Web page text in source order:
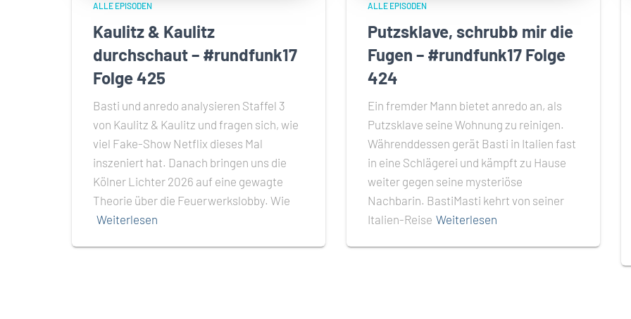
ALLE EPISODEN
Kaulitz & Kaulitz
durchschaut – #rundfunk17
Folge 425
Basti und anredo analysieren Staffel 3
von Kaulitz & Kaulitz und fragen sich, wie
viel Fake-Show Netflix dieses Mal
inszeniert hat. Danach bringen uns die
Kölner Lichter 2026 auf eine gewagte
Theorie über die Feuerwerkslobby. Wie
Weiterlesen
ALLE EPISODEN
Putzsklave, schrubb mir die
Fugen – #rundfunk17 Folge
424
Ein fremder Mann bietet anredo an, als
Putzsklave seine Wohnung zu reinigen.
Währenddessen gerät Basti in Italien fast
in eine Schlägerei und kämpft zu Hause
weiter gegen seine mysteriöse
Nachbarin. BastiMasti kehrt von seiner
Italien-Reise Weiterlesen